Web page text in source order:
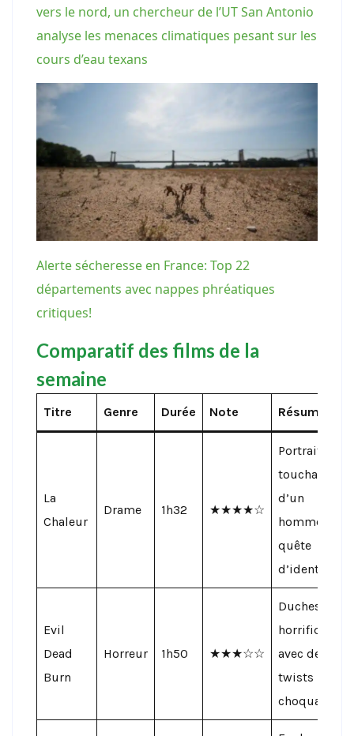
vers le nord, un chercheur de l’UT San Antonio
analyse les menaces climatiques pesant sur les
cours d’eau texans
Alerte sécheresse en France: Top 22
départements avec nappes phréatiques
critiques!
Comparatif des films de la
semaine
Titre Genre Durée Note Résumé
La
Chaleur
Drame 1h32 ★★★★☆
Portrait
touchant
d’un
homme en
quête
d’identité.
Evil
Dead
Burn
Horreur 1h50 ★★★☆☆
Duchesse
horrifique
avec des
twists
choquants.